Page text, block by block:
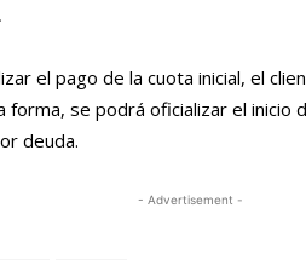
el pago de la cuota inicial, el
forma, se podrá oficializar el
deuda.
- Advertisement -